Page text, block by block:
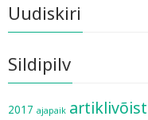
Uudiskiri
Sildipilv
2017 ajapaik